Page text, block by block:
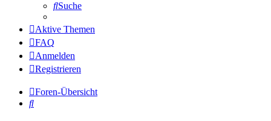
Suche
Aktive Themen
FAQ
Anmelden
Registrieren
Foren-Übersicht
Suche